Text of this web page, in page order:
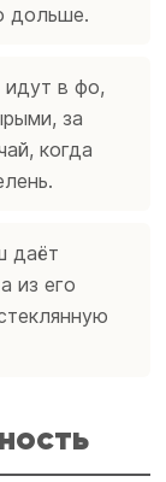
дольше.
идут в фо,
за
когда
даёт
из его